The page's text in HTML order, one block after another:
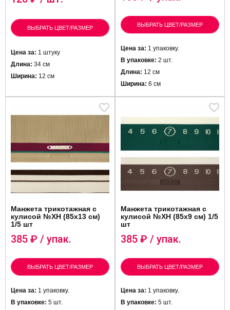
ВЫБРАТЬ ЦВЕТ/РАЗМЕР
Цена за: 1 штуку
Длина: 34 см
Ширина: 12 см
ВЫБРАТЬ ЦВЕТ/РАЗМЕР
Цена за: 1 упаковку.
В упаковке: 2 шт.
Длина: 12 см
Ширина: 6 см
Манжета трикотажная с
кулисой №XH (85x13 см)
1/5 шт
385 ₽ / упак.
ВЫБРАТЬ ЦВЕТ/РАЗМЕР
Цена за: 1 упаковку.
В упаковке: 5 шт.
Манжета трикотажная с
кулисой №XH (85x9 см) 1/5
шт
385 ₽ / упак.
ВЫБРАТЬ ЦВЕТ/РАЗМЕР
Цена за: 1 упаковку.
В упаковке: 5 шт.